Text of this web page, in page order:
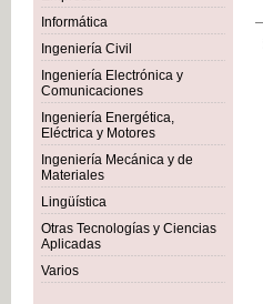
Informática
Ingeniería Civil
Ingeniería Electrónica y
Comunicaciones
Ingeniería Energética,
Eléctrica y Motores
Ingeniería Mecánica y de
Materiales
Lingüística
Otras Tecnologías y Ciencias
Aplicadas
Varios